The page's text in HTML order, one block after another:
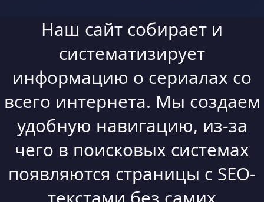
Наш сайт собирает и
систематизирует
информацию о сериалах со
всего интернета. Мы создаем
удобную навигацию, из-за
чего в поисковых системах
появляются страницы с SEO-